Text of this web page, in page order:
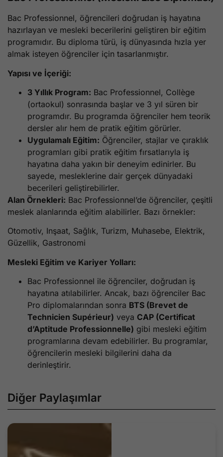
Bac Professionnel, öğrencileri doğrudan iş hayatına
hazırlayan ve mesleki becerilerini geliştiren bir eğitim
programıdır. Bu diploma türü, iş dünyasında hızla yer
almak isteyen öğrenciler için tasarlanmıştır.
Yapısı ve İçeriği:
3 Yıllık Program: Bac Professionnel, Collège
(ortaokul) sonrasında başlar ve 3 yıl süren bir
programdır. Bu programda öğrenciler hem teorik
dersler alır hem de pratik eğitim görürler.
Uygulamalı Eğitim: Öğrenciler, stajlar ve çıraklık
programları gibi pratik eğitim fırsatlarıyla iş
hayatına daha yakın bir deneyim edinirler. Bu
sayede, mesleklerine dair gerçek dünyadaki
becerileri geliştirebilirler.
Alan Örnekleri: Bac Professionnel’de öğrenciler, çeşitli
meslek alanlarında eğitim alabilirler. Bazı örnekler:
Otomotiv, Inşaat, Sağlık, Turizm, Muhasebe, Elektrik,
Güzellik, Gastronomi
Mesleki Eğitim ve Kariyer Yolları:
Bac Professionnel ile öğrenciler, doğrudan iş
hayatına atılabilirler. Ancak, bazı öğrenciler Bac
Pro diplomalarından sonra BTS (Brevet de
Technicien Supérieur) veya CAP (Certificat
d’Aptitude Professionnelle) gibi mesleki eğitim
programlarına devam edebilirler. Bu programlar,
öğrencilerin mesleki bilgilerini daha da
derinleştirir.
Diğer Paylaşımlar